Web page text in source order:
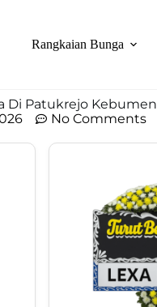
Rangkaian Bunga
Di Patukrejo Kebumen
No Comments